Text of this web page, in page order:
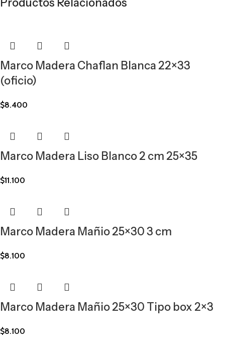
Productos Relacionados
Marco Madera Chaflan Blanca 22×33
(oficio)
$8.400
Marco Madera Liso Blanco 2 cm 25×35
$11.100
Marco Madera Mañio 25×30 3 cm
$8.100
Marco Madera Mañio 25×30 Tipo box 2×3
$8.100